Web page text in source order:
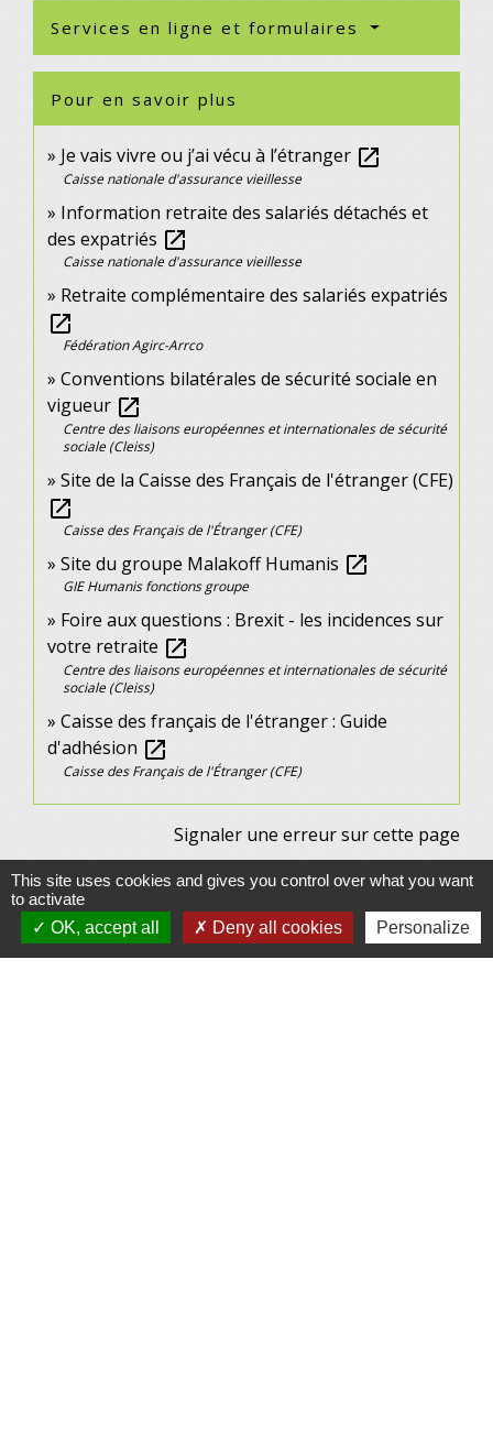
Services en ligne et formulaires
Pour en savoir plus
Je vais vivre ou j’ai vécu à l’étranger open_in_new
Caisse nationale d'assurance vieillesse
Information retraite des salariés détachés et
des expatriés open_in_new
Caisse nationale d'assurance vieillesse
Retraite complémentaire des salariés expatriés
open_in_new
Fédération Agirc-Arrco
Conventions bilatérales de sécurité sociale en
vigueur open_in_new
Centre des liaisons européennes et internationales de sécurité
sociale (Cleiss)
Site de la Caisse des Français de l'étranger (CFE)
open_in_new
Caisse des Français de l'Étranger (CFE)
Site du groupe Malakoff Humanis open_in_new
GIE Humanis fonctions groupe
Foire aux questions : Brexit - les incidences sur
votre retraite open_in_new
Centre des liaisons européennes et internationales de sécurité
sociale (Cleiss)
Caisse des français de l'étranger : Guide
d'adhésion open_in_new
Caisse des Français de l'Étranger (CFE)
Signaler une erreur sur cette page
This site uses cookies and gives you control over what you want
to activate
OK, accept all
Deny all cookies Personalize